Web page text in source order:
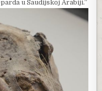
u Saudijskoj Arabiji.”